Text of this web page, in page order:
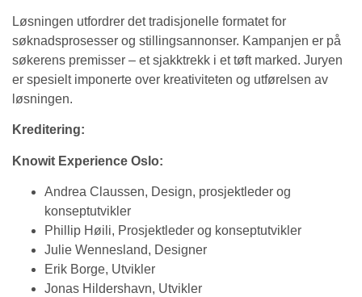
Løsningen utfordrer det tradisjonelle formatet for
søknadsprosesser og stillingsannonser. Kampanjen er på
søkerens premisser – et sjakktrekk i et tøft marked. Juryen
er spesielt imponerte over kreativiteten og utførelsen av
løsningen.
Kreditering:
Knowit Experience Oslo:
Andrea Claussen, Design, prosjektleder og
konseptutvikler
Phillip Høili, Prosjektleder og konseptutvikler
Julie Wennesland, Designer
Erik Borge, Utvikler
Jonas Hildershavn, Utvikler